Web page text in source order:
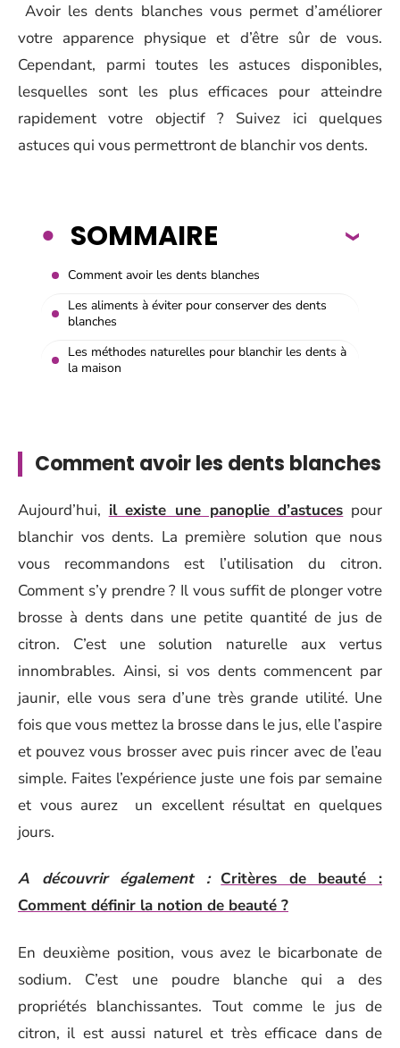
Avoir les dents blanches vous permet d’améliorer
votre apparence physique et d’être sûr de vous.
Cependant, parmi toutes les astuces disponibles,
lesquelles sont les plus efficaces pour atteindre
rapidement votre objectif ? Suivez ici quelques
astuces qui vous permettront de blanchir vos dents.
SOMMAIRE
Comment avoir les dents blanches
Les aliments à éviter pour conserver des dents
blanches
Les méthodes naturelles pour blanchir les dents à
la maison
Comment avoir les dents blanches
Aujourd’hui, il existe une panoplie d’astuces pour
blanchir vos dents. La première solution que nous
vous recommandons est l’utilisation du citron.
Comment s’y prendre ? Il vous suffit de plonger votre
brosse à dents dans une petite quantité de jus de
citron. C’est une solution naturelle aux vertus
innombrables. Ainsi, si vos dents commencent par
jaunir, elle vous sera d’une très grande utilité. Une
fois que vous mettez la brosse dans le jus, elle l’aspire
et pouvez vous brosser avec puis rincer avec de l’eau
simple. Faites l’expérience juste une fois par semaine
et vous aurez un excellent résultat en quelques
jours.
A découvrir également : Critères de beauté :
Comment définir la notion de beauté ?
En deuxième position, vous avez le bicarbonate de
sodium. C’est une poudre blanche qui a des
propriétés blanchissantes. Tout comme le jus de
citron, il est aussi naturel et très efficace dans de